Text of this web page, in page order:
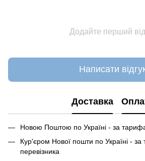
Додайте перший
Написати
Доставка
Новою Поштою по Україні - за
Кур'єром Нової пошти по Україні -
перевізника